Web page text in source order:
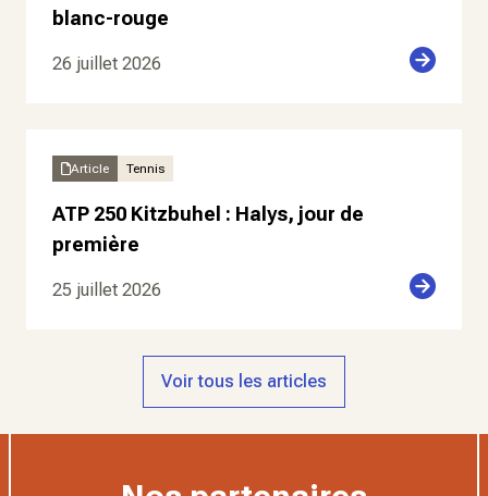
blanc-rouge
26 juillet 2026
Article Tennis
ATP 250 Kitzbuhel : Halys, jour de
première
25 juillet 2026
Voir tous les articles